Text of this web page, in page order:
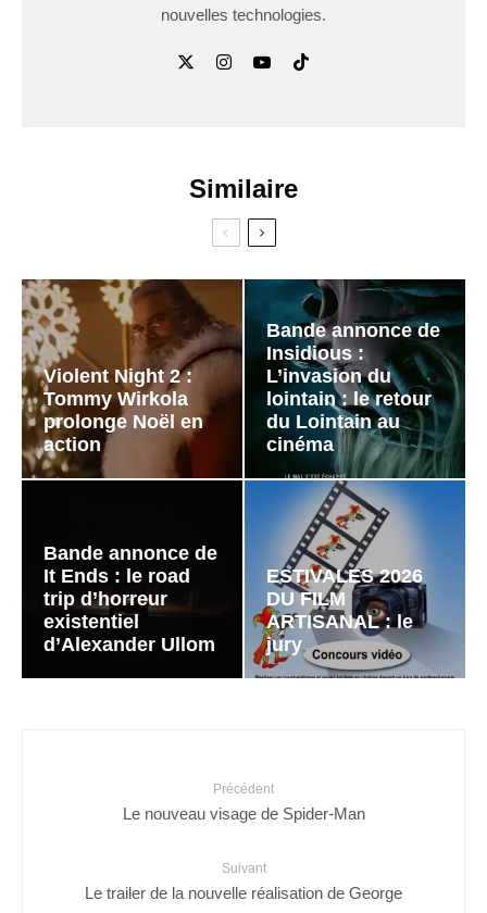
nouvelles technologies.
Similaire
Violent Night 2 :
Tommy Wirkola
prolonge Noël en
action
Bande annonce de
Insidious :
L’invasion du
lointain : le retour
du Lointain au
cinéma
Bande annonce de
It Ends : le road
trip d’horreur
existentiel
d’Alexander Ullom
ESTIVALES 2026
DU FILM
ARTISANAL : le
jury
Précédent
Le nouveau visage de Spider-Man
Suivant
Le trailer de la nouvelle réalisation de George